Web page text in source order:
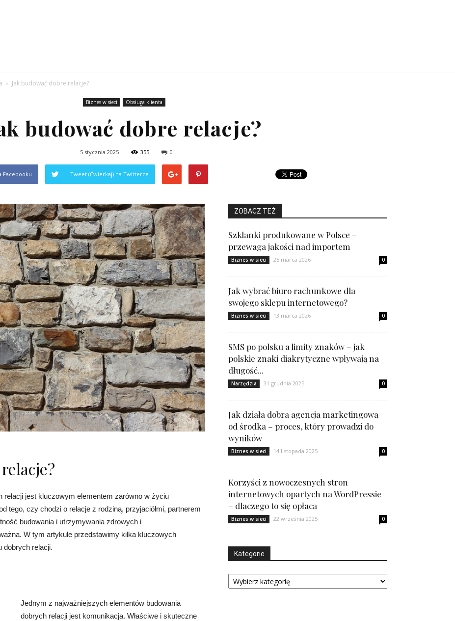
Jak budować dobre relacje?
Biznes w sieci Obsługa klienta
budować dobre relacje?
5 stycznia 2025 355 0
Facebooku Tweet (Ćwierkaj) na Twitterze
relacji jest kluczowym elementem zarówno w życiu
tego, czy chodzi o relacje z rodziną, przyjaciółmi, partnerem
budowania i utrzymywania zdrowych i
W tym artykule przedstawimy kilka kluczowych
dobrych relacji.
Jednym z najważniejszych elementów budowania
dobrych relacji jest komunikacja. Właściwe i skuteczne
ZOBACZ TEŻ
Szklanki produkowane w Polsce –
przewaga jakości nad importem
Biznes w sieci 25 marca 2026 0
Jak wybrać biuro rachunkowe dla
swojego sklepu internetowego?
Biznes w sieci 13 marca 2026 0
SMS po polsku a limity znaków – jak
polskie znaki diakrytyczne wpływają na
długość...
Narzędzia 31 grudnia 2025 0
Jak działa dobra agencja marketingowa
od środka – proces, który prowadzi do
wyników
Biznes w sieci 14 listopada 2025 0
Korzyści z nowoczesnych stron
internetowych opartych na WordPressie
– dlaczego to się opłaca
Biznes w sieci 22 września 2025 0
Kategorie
Kategorie